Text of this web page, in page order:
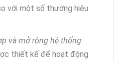
với một số thương hiệu
và mở rộng hệ thống:
thiết kế để hoạt động